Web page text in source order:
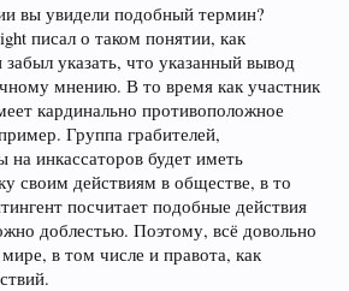
вы увидели подобный термин?
писал о таком понятии, как
указать, что указанный вывод
мнению. В то время как участник
кардинально противоположное
Группа грабителей,
инкассаторов будет иметь
своим действиям в обществе, в то
посчитает подобные действия
доблестью. Поэтому, всё довольно
в том числе и правота, как